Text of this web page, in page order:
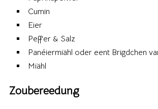
Cumin
Eier
Peffer & Salz
Panéiermiähl oder eent Brigdchen
Miähl
Zoubereedung